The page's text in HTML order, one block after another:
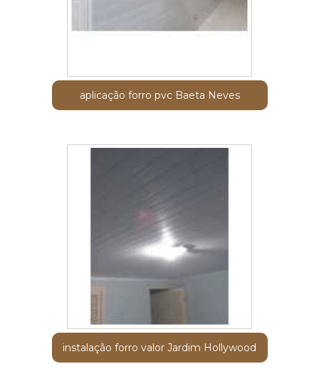
aplicação forro pvc Baeta Neves
instalação forro valor Jardim Hollywood